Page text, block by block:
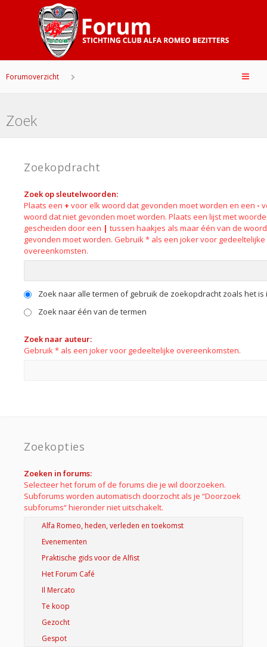
Forumoverzicht
Zoek
Zoekopdracht
Zoek op sleutelwoorden:
Plaats een + voor elk woord dat gevonden moet worden en een -
woord dat niet gevonden moet worden. Plaats een lijst met
gescheiden door een | tussen haakjes als maar één van de
gevonden moet worden. Gebruik * als een joker voor gedeeltelijke
overeenkomsten.
Zoek naar alle termen of gebruik de zoekopdracht zoals het is
Zoek naar één van de termen
Zoek naar auteur:
Gebruik * als een joker voor gedeeltelijke overeenkomsten.
Zoekopties
Zoeken in forums:
Selecteer het forum of de forums die je wil doorzoeken.
Subforums worden automatisch doorzocht als je “Doorzoek
subforums“ hieronder niet uitschakelt.